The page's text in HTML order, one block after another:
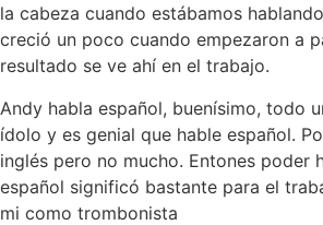
la cabeza cuando estábamos
creció un poco cuando empezaron a
resultado se ve ahí en el trabajo.
Andy habla español, buenísimo, todo
ídolo y es genial que hable español.
inglés pero no mucho. Entones poder
español significó bastante para el
mi como trombonista